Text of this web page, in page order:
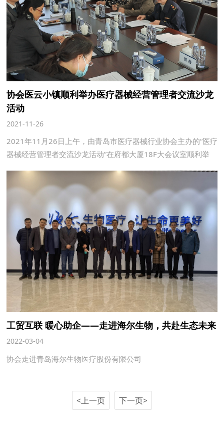
协会医云小镇顺利举办医疗器械经营管理者交流沙龙
活动
2021-11-26
2021年11月26日上午，由青岛市医疗器械行业协会主办的“医疗
器械经营管理者交流沙龙活动”在府都大厦18F大会议室顺利举
工贸互联 暖心助企——走进海尔生物，共赴生态未来
2022-03-04
协会走进青岛海尔生物医疗股份有限公司
<上一页 下一页>